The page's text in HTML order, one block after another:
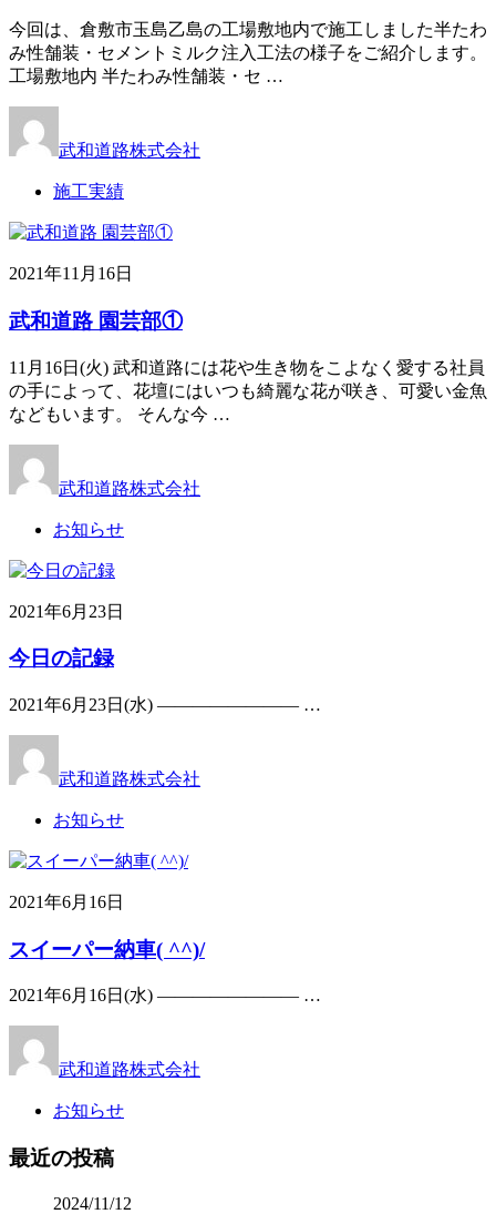
今回は、倉敷市玉島乙島の工場敷地内で施工しました半たわ
み性舗装・セメントミルク注入工法の様子をご紹介します。
工場敷地内 半たわみ性舗装・セ …
武和道路株式会社
施工実績
2021年11月16日
武和道路 園芸部①
11月16日(火) 武和道路には花や生き物をこよなく愛する社員
の手によって、花壇にはいつも綺麗な花が咲き、可愛い金魚
などもいます。 そんな今 …
武和道路株式会社
お知らせ
2021年6月23日
今日の記録
2021年6月23日(水) ———————— …
武和道路株式会社
お知らせ
2021年6月16日
スイーパー納車( ^^)/
2021年6月16日(水) ———————— …
武和道路株式会社
お知らせ
最近の投稿
2024/11/12